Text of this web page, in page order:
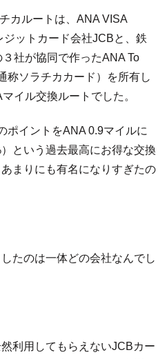
カルートは、ANA VISA
ットカード会社JCBと、鉄
社が協同で作ったANA To
称ソラチカカード）を所有し
イル交換ルートでした。
ポイントをANA 0.9マイルに
という過去最高にお得な交換
まりにも有名になりすぎたの
たのは一体どの会社なんでし
利用してもらえないJCBカー